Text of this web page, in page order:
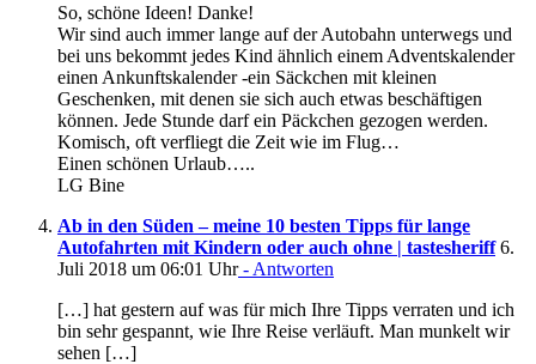
So, schöne Ideen! Danke!
Wir sind auch immer lange auf der Autobahn unterwegs und
bei uns bekommt jedes Kind ähnlich einem Adventskalender
einen Ankunftskalender -ein Säckchen mit kleinen
Geschenken, mit denen sie sich auch etwas beschäftigen
können. Jede Stunde darf ein Päckchen gezogen werden.
Komisch, oft verfliegt die Zeit wie im Flug…
Einen schönen Urlaub…..
LG Bine
Ab in den Süden – meine 10 besten Tipps für lange
Autofahrten mit Kindern oder auch ohne | tastesheriff6.
Juli 2018 um 06:01 Uhr- Antworten
[…] hat gestern auf was für mich Ihre Tipps verraten und ich
bin sehr gespannt, wie Ihre Reise verläuft. Man munkelt wir
sehen […]